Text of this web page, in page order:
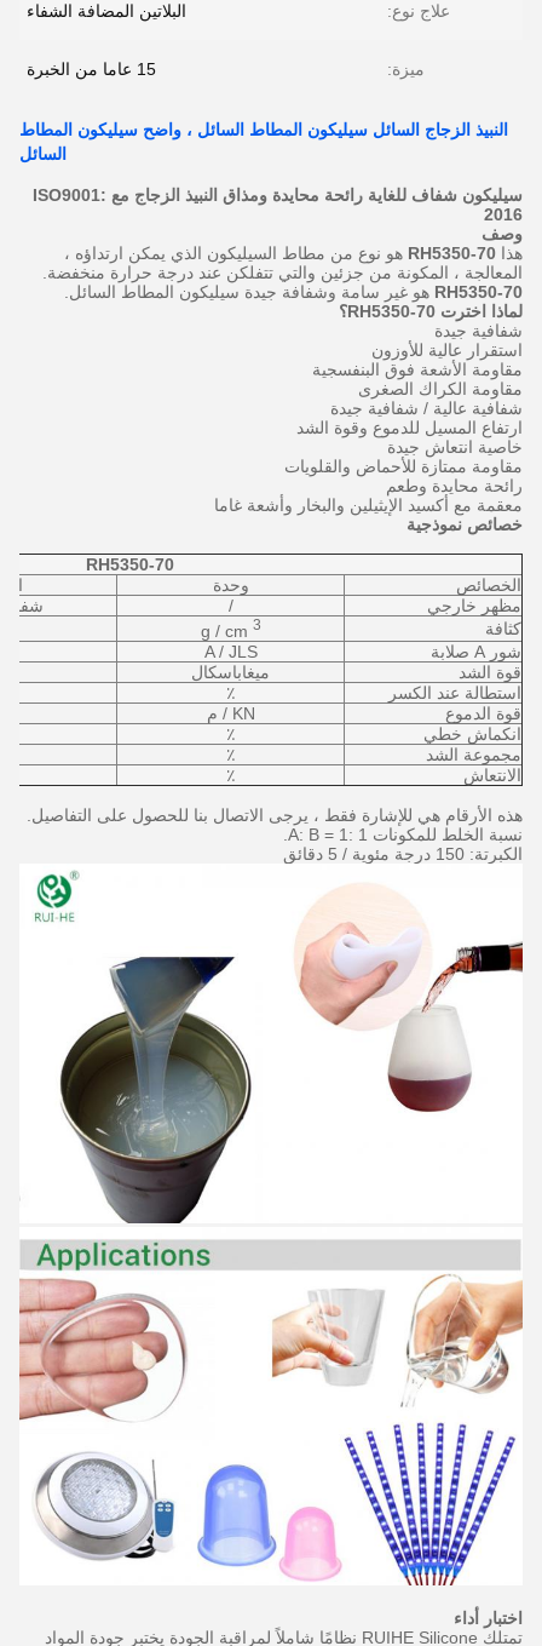
علاج نوع: البلاتين المضافة الشفاء
ميزة: 15 عاما من الخبرة
النبيذ الزجاج السائل سيليكون المطاط السائل ، واضح سيليكون المطاط
السائل
سيليكون شفاف للغاية رائحة محايدة ومذاق النبيذ الزجاج مع ISO9001:
2016
وصف
هذا RH5350-70 هو نوع من مطاط السيليكون الذي يمكن ارتداؤه ،
المعالجة ، المكونة من جزئين والتي تتفلكن عند درجة حرارة منخفضة.
RH5350-70 هو غير سامة وشفافة جيدة سيليكون المطاط السائل.
لماذا اخترت RH5350-70؟
شفافية جيدة
استقرار عالية للأوزون
مقاومة الأشعة فوق البنفسجية
مقاومة الكراك الصغرى
شفافية عالية / شفافية جيدة
ارتفاع المسيل للدموع وقوة الشد
خاصية انتعاش جيدة
مقاومة ممتازة للأحماض والقلويات
رائحة محايدة وطعم
معقمة مع أكسيد الإيثيلين والبخار وأشعة غاما
خصائص نموذجية
RH5350-70
الخصائص
وحدة
ا
مظهر خارجي
/
كثافة
g / cm 3
شور A صلابة
A / JLS
قوة الشد
ميغاباسكال
استطالة عند الكسر
٪
قوة الدموع
KN / م
انكماش خطي
٪
مجموعة الشد
٪
الانتعاش
٪
هذه الأرقام هي للإشارة فقط ، يرجى الاتصال بنا للحصول على التفاصيل.
نسبة الخلط للمكونات A: B = 1: 1.
الكبرتة: 150 درجة مئوية / 5 دقائق
اختبار أداء
تمتلك RUIHE Silicone نظامًا شاملاً لمراقبة الجودة يختبر جودة المواد